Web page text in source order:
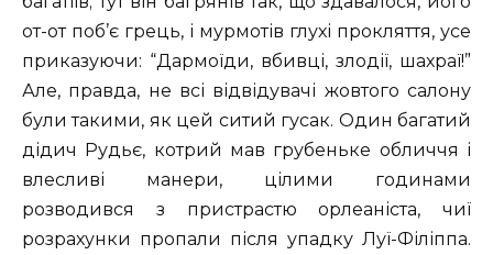
от-от поб’є грець, і мурмотів глухі прокляття, усе
приказуючи: “Дармоїди, вбивці, злодії, шахраї!”
Але, правда, не всі відвідувачі жовтого салону
були такими, як цей ситий гусак. Один багатий
дідич Рудьє, котрий мав грубеньке обличчя і
влесливі манери, цілими годинами
розводився з пристрастю орлеаніста, чиї
розрахунки пропали після упадку Луї-Філіппа.